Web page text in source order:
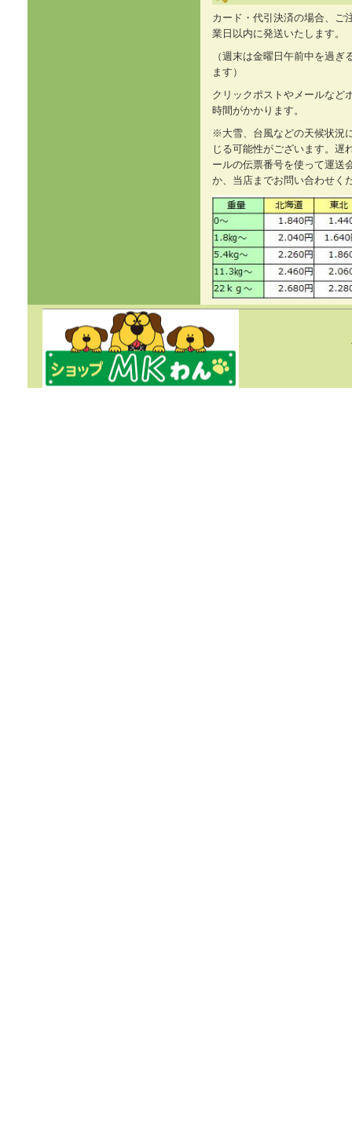
カード・代引決済の場合、ご
業日以内に発送いたします。
（週末は金曜日午前中を過ぎ
ます）
クリックポストやメールなど
時間がかかります。
※大雪、台風などの天候状況
じる可能性がございます。遅
ールの伝票番号を使って運送
か、当店までお問い合わせく